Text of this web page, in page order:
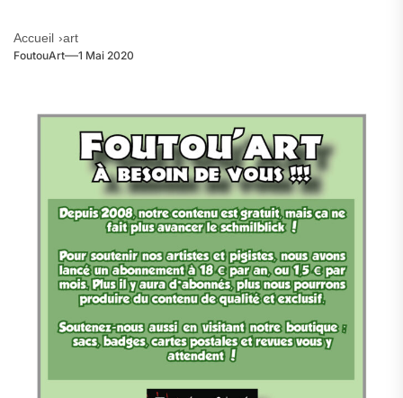
Accueil art
FoutouArt 1 Mai 2020